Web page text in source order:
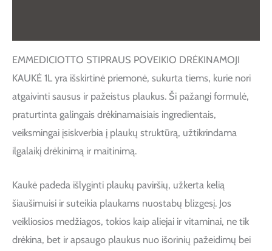
EMMEDICIOTTO STIPRAUS POVEIKIO DRĖKINAMOJI
KAUKĖ 1L yra išskirtinė priemonė, sukurta tiems, kurie nori
atgaivinti sausus ir pažeistus plaukus. Ši pažangi formulė,
praturtinta galingais drėkinamaisiais ingredientais,
veiksmingai įsiskverbia į plaukų struktūrą, užtikrindama
ilgalaikį drėkinimą ir maitinimą.
Kaukė padeda išlyginti plaukų paviršių, užkerta kelią
šiaušimuisi ir suteikia plaukams nuostabų blizgesį. Jos
veikliosios medžiagos, tokios kaip aliejai ir vitaminai, ne tik
drėkina, bet ir apsaugo plaukus nuo išorinių pažeidimų bei